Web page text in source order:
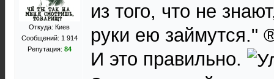
Откуда: Киев
Сообщений: 1 914
Репутация: 84
из того, что не
руки ею займутся."
И это правильно.